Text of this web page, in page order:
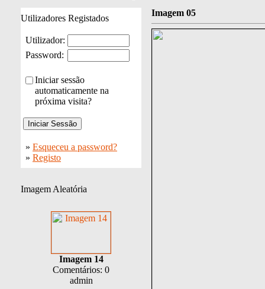
Utilizadores Registados
Utilizador:
Password:
Iniciar sessão
automaticamente na
próxima visita?
» Esqueceu a password?
» Registo
Imagem Aleatória
Imagem 14
Comentários: 0
admin
Imagem 05